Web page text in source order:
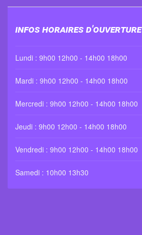
Infos horaires d'ouverture
Lundi : 9h00 12h00 - 14h00 18h00
Mardi : 9h00 12h00 - 14h00 18h00
Mercredi : 9h00 12h00 - 14h00 18h00
Jeudi : 9h00 12h00 - 14h00 18h00
Vendredi : 9h00 12h00 - 14h00 18h00
Samedi : 10h00 13h30